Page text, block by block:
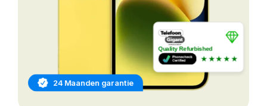
24 Maanden garantie
Quality Refurbished
★★★★★